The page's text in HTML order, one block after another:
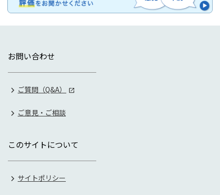
お問い合わせ
ご質問（Q&A）
ご意見・ご相談
このサイトについて
サイトポリシー